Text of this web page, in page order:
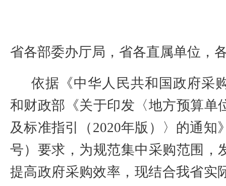
省各部委办厅局，省各直属单位，
依据《中华人民共和国政府采
和财政部《关于印发〈地方预算单
及标准指引（ 2020年版）〉的通知
号）要求，为规范集中采购范围，
提高政府采购效率，现结合我省实